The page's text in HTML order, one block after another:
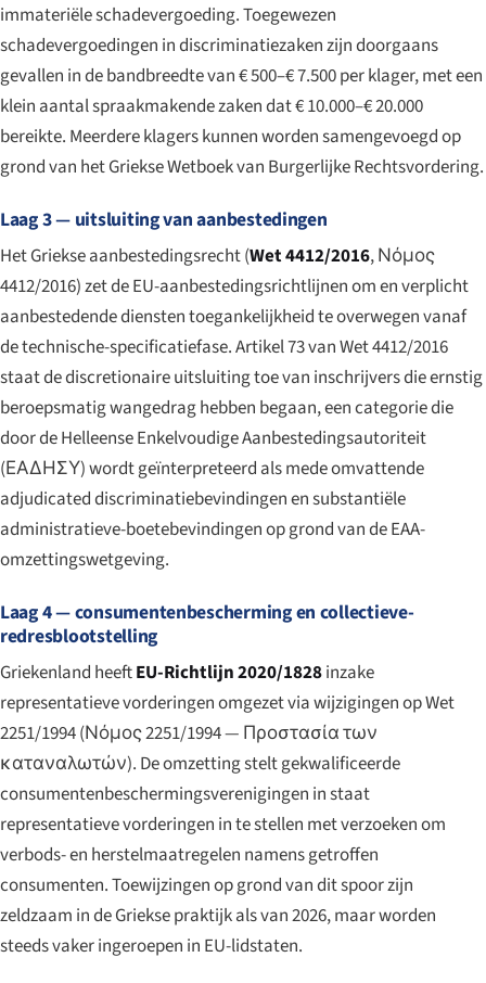
immateriële schadevergoeding. Toegewezen
schadevergoedingen in discriminatiezaken zijn doorgaans
gevallen in de bandbreedte van € 500–€ 7.500 per klager, met een
klein aantal spraakmakende zaken dat € 10.000–€ 20.000
bereikte. Meerdere klagers kunnen worden samengevoegd op
grond van het Griekse Wetboek van Burgerlijke Rechtsvordering.
Laag 3 — uitsluiting van aanbestedingen
Het Griekse aanbestedingsrecht (Wet 4412/2016,Νόμος
4412/2016) zet de EU-aanbestedingsrichtlijnen om en verplicht
aanbestedende diensten toegankelijkheid te overwegen vanaf
de technische-specificatiefase. Artikel 73 van Wet 4412/2016
staat de discretionaire uitsluiting toe van inschrijvers die ernstig
beroepsmatig wangedrag hebben begaan, een categorie die
door de Helleense Enkelvoudige Aanbestedingsautoriteit
(ΕΑΔΗΣΥ) wordt geïnterpreteerd als mede omvattende
adjudicated discriminatiebevindingen en substantiële
administratieve-boetebevindingen op grond van de EAA-
omzettingswetgeving.
Laag 4 — consumentenbescherming en collectieve-
redresblootstelling
Griekenland heeftEU-Richtlijn 2020/1828inzake
representatieve vorderingen omgezet via wijzigingen op Wet
2251/1994 (Νόμος 2251/1994 — Προστασία των
καταναλωτών). De omzetting stelt gekwalificeerde
consumentenbeschermingsverenigingen in staat
representatieve vorderingen in te stellen met verzoeken om
verbods- en herstelmaatregelen namens getroffen
consumenten. Toewijzingen op grond van dit spoor zijn
zeldzaam in de Griekse praktijk als van 2026, maar worden
steeds vaker ingeroepen in EU-lidstaten.